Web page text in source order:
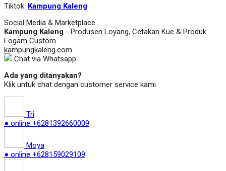
Tiktok: Kampung Kaleng
Social Media & Marketplace
Kampung Kaleng - Produsen Loyang, Cetakan Kue & Produk
Logam Custom
kampungkaleng.com
Chat via Whatsapp
Ada yang ditanyakan?
Klik untuk chat dengan customer service kami
Tri
● online +6281392660009
Moya
● online +628159029109